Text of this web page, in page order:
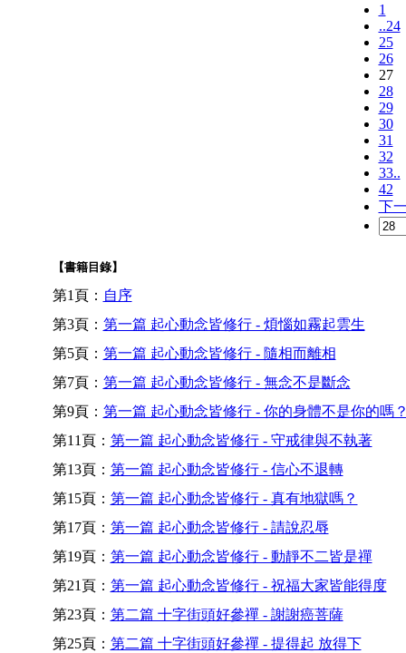
1
..24
25
26
27
28
29
30
31
32
33..
42
下
【書籍目錄】
第1頁： 自序
第3頁： 第一篇 起心動念皆修行 - 煩惱如霧起雲生
第5頁： 第一篇 起心動念皆修行 - 隨相而離相
第7頁： 第一篇 起心動念皆修行 - 無念不是斷念
第9頁： 第一篇 起心動念皆修行 - 你的身體不是你的嗎
第11頁： 第一篇 起心動念皆修行 - 守戒律與不執著
第13頁： 第一篇 起心動念皆修行 - 信心不退轉
第15頁： 第一篇 起心動念皆修行 - 真有地獄嗎？
第17頁： 第一篇 起心動念皆修行 - 請說忍辱
第19頁： 第一篇 起心動念皆修行 - 動靜不二皆是禪
第21頁： 第一篇 起心動念皆修行 - 祝福大家皆能得度
第23頁： 第二篇 十字街頭好參禪 - 謝謝癌菩薩
第25頁： 第二篇 十字街頭好參禪 - 提得起 放得下